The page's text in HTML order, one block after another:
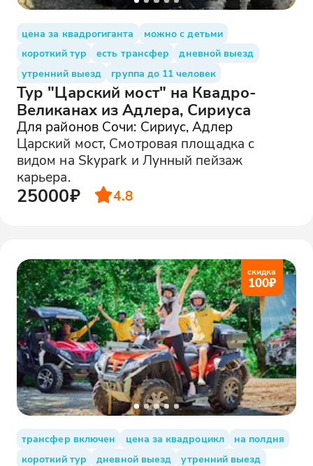
цена за квадрогиганта
можно с детьми
короткий тур
есть трансфер
дневной выезд
утренний выезд
группа до 11 человек
Тур "Царский мост" на Квадро-
Великанах из Адлера, Сириуса
Для районов Сочи: Сириус, Адлер
Царский мост, Смотровая площадка с
видом на Skypark и Лунный пейзаж
карьера.
25000₽ 4.8
скидка
100₽
трансфер включен цена за квадроцикл
на полдня
короткий тур
дневной выезд утренний выезд